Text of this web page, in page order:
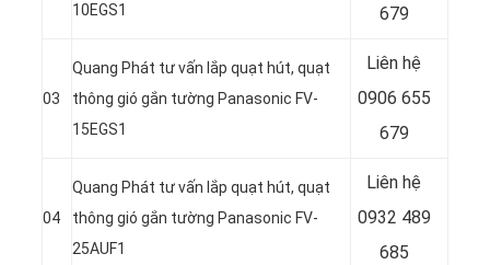
10EGS1
679
03
Quang Phát tư vấn lắp quạt hút, quạt
thông gió gắn tường Panasonic FV-
15EGS1
Liên hệ
0906 655
679
04
Quang Phát tư vấn lắp quạt hút, quạt
thông gió gắn tường Panasonic FV-
25AUF1
Liên hệ
0932 489
685